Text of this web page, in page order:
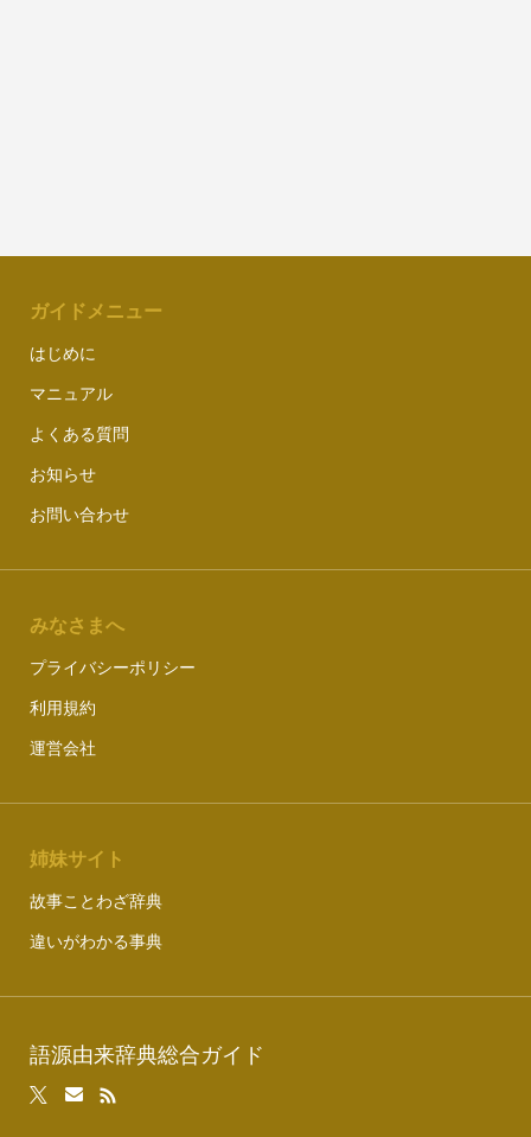
ガイドメニュー
はじめに
マニュアル
よくある質問
お知らせ
お問い合わせ
みなさまへ
プライバシーポリシー
利用規約
運営会社
姉妹サイト
故事ことわざ辞典
違いがわかる事典
語源由来辞典総合ガイド